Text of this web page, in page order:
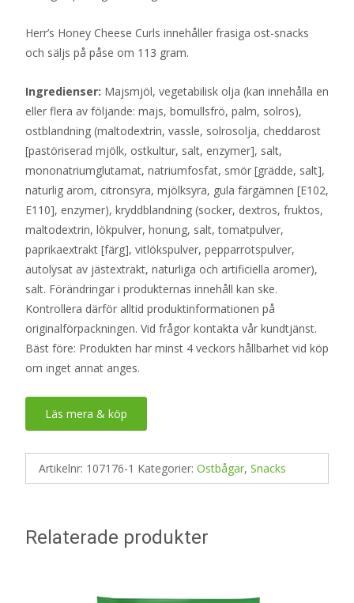
Herr’s Honey Cheese Curls innehåller frasiga ost-snacks
och säljs på påse om 113 gram.
Ingredienser: Majsmjöl, vegetabilisk olja (kan innehålla en
eller flera av följande: majs, bomullsfrö, palm, solros),
ostblandning (maltodextrin, vassle, solrosolja, cheddarost
[pastöriserad mjölk, ostkultur, salt, enzymer], salt,
mononatriumglutamat, natriumfosfat, smör [grädde, salt],
naturlig arom, citronsyra, mjölksyra, gula färgämnen [E102,
E110], enzymer), kryddblandning (socker, dextros, fruktos,
maltodextrin, lökpulver, honung, salt, tomatpulver,
paprikaextrakt [färg], vitlökspulver, pepparrotspulver,
autolysat av jästextrakt, naturliga och artificiella aromer),
salt. Förändringar i produkternas innehåll kan ske.
Kontrollera därför alltid produktinformationen på
originalförpackningen. Vid frågor kontakta vår kundtjänst.
Bäst före: Produkten har minst 4 veckors hållbarhet vid köp
om inget annat anges.
Läs mera & köp
Artikelnr: 107176-1 Kategorier: Ostbågar, Snacks
Relaterade produkter